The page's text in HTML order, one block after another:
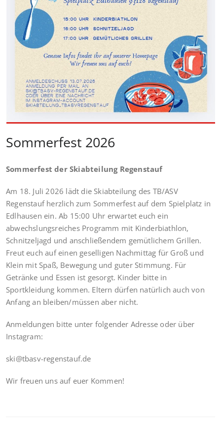
Sommerfest 2026
Sommerfest der Skiabteilung Regenstauf
Am 18. Juli 2026 lädt die Skiabteilung des TB/ASV
Regenstauf herzlich zum Sommerfest auf dem Spielplatz in
Edlhausen ein. Ab 15:00 Uhr erwartet euch ein
abwechslungsreiches Programm mit Kinderbiathlon,
Schnitzeljagd und anschließendem gemütlichem Grillen.
Freut euch auf einen geselligen Nachmittag für Groß und
Klein mit Spaß, Bewegung und guter Stimmung. Für
Getränke und Essen ist gesorgt. Kinder bitte in
Sportkleidung kommen. Eltern dürfen natürlich auch von
Anfang an bleiben/müssen aber nicht.
Anmeldungen bitte unter folgender Adresse oder über
Instagram:
ski@tbasv-regenstauf.de
Wir freuen uns auf euer Kommen!